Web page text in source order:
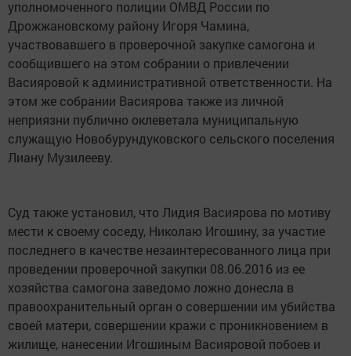
уполномоченного полиции ОМВД России по
Дрожжановскому району Игоря Чамина,
участвовавшего в проверочной закупке самогона и
сообщившего на этом собрании о привлечении
Васияровой к административной ответственности. На
этом же собрании Васиярова также из личной
неприязни публично оклеветала муниципальную
служащую Новобурундуковского сельского поселения
Лиану Музилееву.
Суд также установил, что Лидия Васиярова по мотиву
мести к своему соседу, Николаю Игошину, за участие
последнего в качестве незаинтересованного лица при
проведении проверочной закупки 08.06.2016 из ее
хозяйства самогона заведомо ложно донесла в
правоохранительный орган о совершении им убийства
своей матери, совершении кражи с проникновением в
жилище, нанесении Игошиным Васияровой побоев и